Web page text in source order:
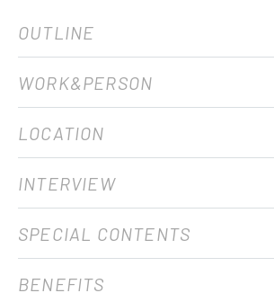
OUTLINE
WORK&PERSON
LOCATION
INTERVIEW
SPECIAL CONTENTS
BENEFITS